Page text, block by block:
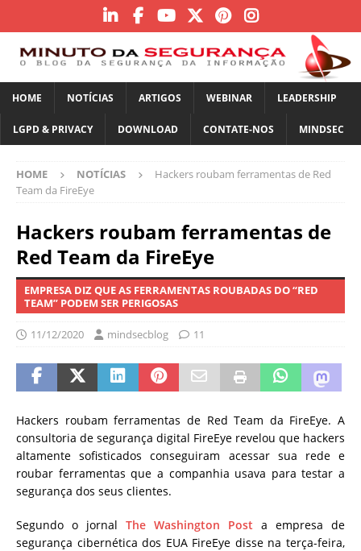
HOME NOTÍCIAS ARTIGOS WEBINAR LEADERSHIP
LGPD & PRIVACY DOWNLOAD CONTATE-NOS MINDSEC
HOME NOTÍCIAS
Hackers roubam ferramentas de Red
Team da FireEye
Hackers roubam ferramentas de
Red Team da FireEye
EMPRESA DIZ QUE AS FERRAMENTAS ROUBADAS DO “RED
TEAM” PODEM SER PERIGOSAS
11/12/2020 mindsecblog 11
Hackers roubam ferramentas de Red Team da FireEye. A
consultoria de segurança digital FireEye revelou que hackers
altamente sofisticados conseguiram acessar sua rede e
roubar ferramentas que a companhia usava para testar a
segurança dos seus clientes.
Segundo o jornal The Washington Post a empresa de
segurança cibernética dos EUA FireEye disse na terça-feira,